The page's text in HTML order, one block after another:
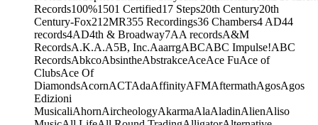
Records100%1501 Certified17 Steps20th Century20th
Century-Fox21 2MR355 Recordings36 Chambers4 AD44
records4AD4th & Broadway7AA recordsA&M
RecordsA.K.A.A5B, Inc.AaarrgABCABC Impulse!ABC
RecordsAbkcoAbsintheAbstrakceAceAce FuAce of
ClubsAce Of
DiamondsAcornACTAdaAffinityAFMAftermathAgosAgos
Edizioni
MusicaliAhornAircheologyAkarmaAlaAladinAlienAliso